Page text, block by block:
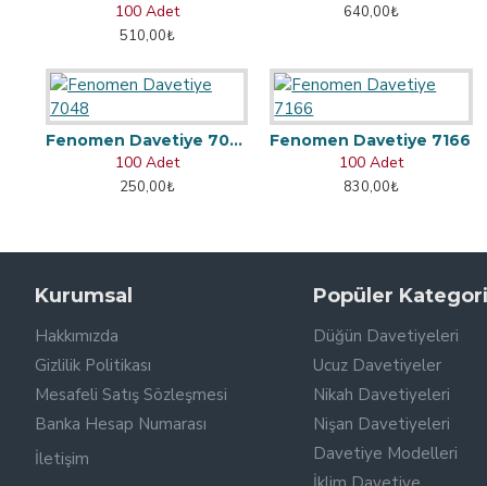
100 Adet
510,00₺
640,00₺
Fenomen Davetiye 7048
100 Adet
250,00₺
Fenomen Davetiye 7166
100 Adet
830,00₺
Kurumsal
Hakkımızda
Gizlilik Politikası
Mesafeli Satış Sözleşmesi
Banka Hesap Numarası
İletişim
Popüler
Düğün Davetiyeleri
Ucuz Davetiyeler
Nikah Davetiyeleri
Nişan Davetiyeleri
Davetiye Modelleri